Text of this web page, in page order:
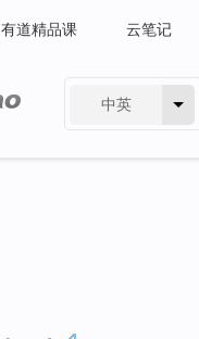
有道精品课 云笔记
中英